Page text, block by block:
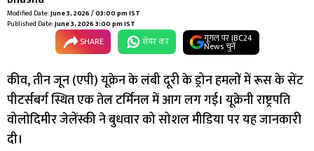
Modified Date:June 3, 2026 / 03:00 pm IST
Published Date:June 3, 2026 3:00 pm IST
SHARE शेयर कर गूगल पर IBC24
News चुनें
कीव, तीन जून (एपी) यूक्रेन के लंबी दूरी के ड्रोन हमलों में रूस के सेंट
पीटर्सबर्ग स्थित एक तेल टर्मिनल में आग लग गई। यूक्रेनी राष्ट्रपति
वोलोदिमीर जेलेंस्की ने बुधवार को सोशल मीडिया पर यह जानकारी
दी।